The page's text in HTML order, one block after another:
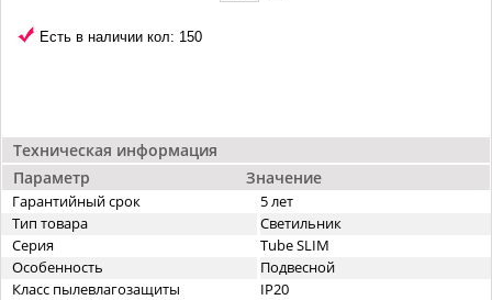
Техническая информация
Параметр
Значение
Гарантийный срок
5 лет
Тип товара
Светильник
Серия
Tube SLIM
Особенность
Подвесной
Класс пылевлагозащиты
IP20
Есть в наличии кол: 150